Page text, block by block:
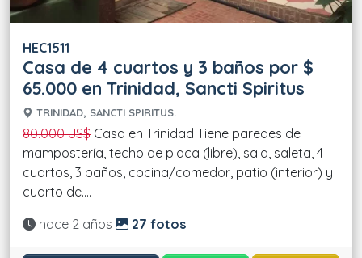
HEC1511
Casa de 4 cuartos y 3 baños por $
65.000 en Trinidad, Sancti Spiritus
TRINIDAD, SANCTI SPIRITUS.
80.000 US$ Casa en Trinidad Tiene paredes de
mampostería, techo de placa (libre), sala, saleta, 4
cuartos, 3 baños, cocina/comedor, patio (interior) y
cuarto de....
Actualizado:
hace 2 años 27 fotos